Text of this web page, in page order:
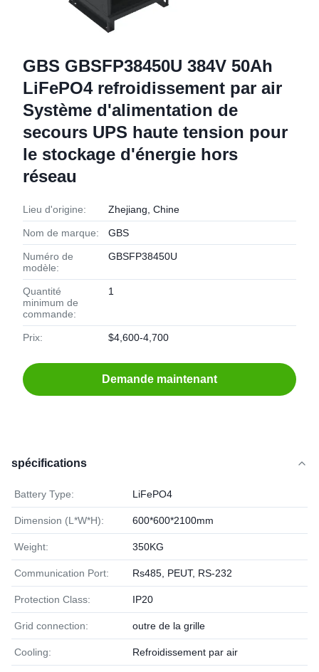
GBS GBSFP38450U 384V 50Ah
LiFePO4 refroidissement par air
Système d'alimentation de
secours UPS haute tension pour
le stockage d'énergie hors
réseau
Lieu d'origine: Zhejiang, Chine
Nom de marque: GBS
Numéro de
modèle:
GBSFP38450U
Quantité
minimum de
commande:
1
Prix: $4,600-4,700
Demande maintenant
spécifications
Battery Type: LiFePO4
Dimension (L*W*H): 600*600*2100mm
Weight: 350KG
Communication Port: Rs485, PEUT, RS-232
Protection Class: IP20
Grid connection: outre de la grille
Cooling: Refroidissement par air